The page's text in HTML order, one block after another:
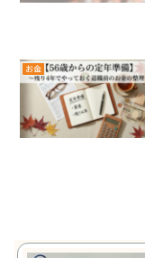
お金